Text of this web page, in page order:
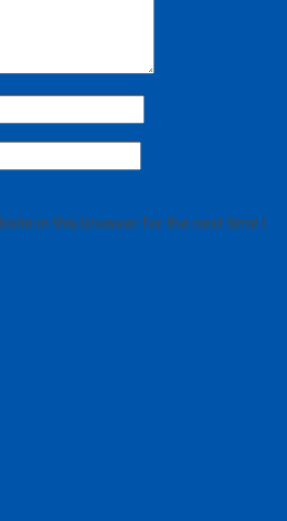
in this browser for the next time I